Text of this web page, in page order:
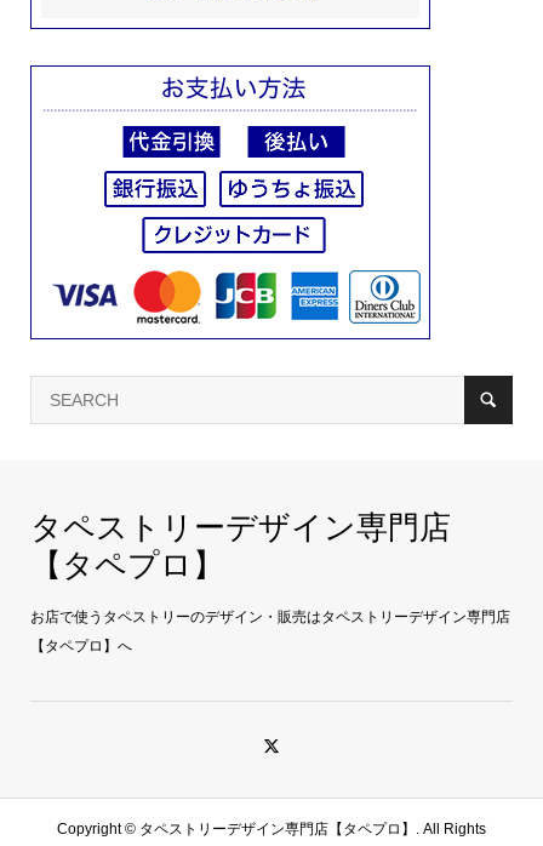
タペストリーデザイン専門店
【タペプロ】
お店で使うタペストリーのデザイン・販売はタペストリーデザイン専門店
【タペプロ】へ
Copyright © タペストリーデザイン専門店【タペプロ】. All Rights